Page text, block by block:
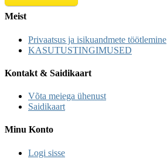
Meist
Privaatsus ja isikuandmete töötlemine
KASUTUSTINGIMUSED
Kontakt & Saidikaart
Võta meiega ühenust
Saidikaart
Minu Konto
Logi sisse